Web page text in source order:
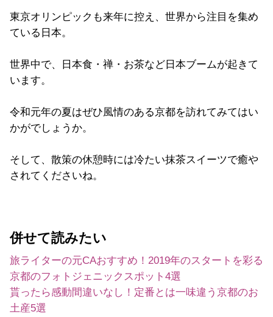
東京オリンピックも来年に控え、世界から注目を集め
ている日本。
世界中で、日本食・禅・お茶など日本ブームが起きて
います。
令和元年の夏はぜひ風情のある京都を訪れてみてはい
かがでしょうか。
そして、散策の休憩時には冷たい抹茶スイーツで癒や
されてくださいね。
併せて読みたい
旅ライターの元CAおすすめ！2019年のスタートを彩る
京都のフォトジェニックスポット4選
貰ったら感動間違いなし！定番とは一味違う京都のお
土産5選